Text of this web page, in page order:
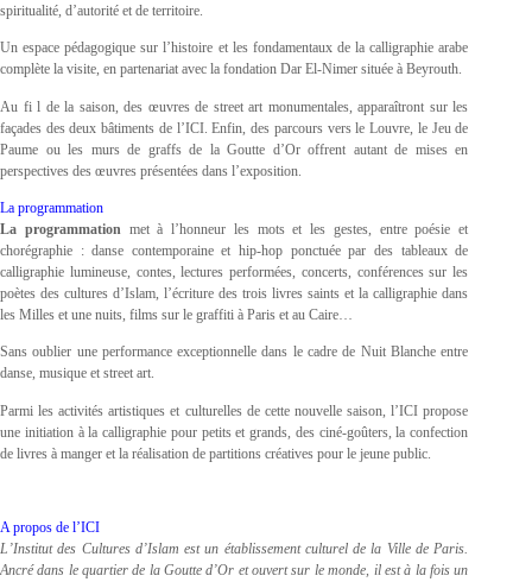
spiritualité, d’autorité et de territoire.
Un espace pédagogique sur l’histoire et les fondamentaux de la calligraphie arabe
complète la visite, en partenariat avec la fondation Dar El-Nimer située à Beyrouth.
Au fi l de la saison, des œuvres de street art monumentales, apparaîtront sur les
façades des deux bâtiments de l’ICI. Enfin, des parcours vers le Louvre, le Jeu de
Paume ou les murs de graffs de la Goutte d’Or offrent autant de mises en
perspectives des œuvres présentées dans l’exposition.
La programmation
La programmation met à l’honneur les mots et les gestes, entre poésie et
chorégraphie : danse contemporaine et hip-hop ponctuée par des tableaux de
calligraphie lumineuse, contes, lectures performées, concerts, conférences sur les
poètes des cultures d’Islam, l’écriture des trois livres saints et la calligraphie dans
les Milles et une nuits, films sur le graffiti à Paris et au Caire…
Sans oublier une performance exceptionnelle dans le cadre de Nuit Blanche entre
danse, musique et street art.
Parmi les activités artistiques et culturelles de cette nouvelle saison, l’ICI propose
une initiation à la calligraphie pour petits et grands, des ciné-goûters, la confection
de livres à manger et la réalisation de partitions créatives pour le jeune public.
A propos de l’ICI
L’Institut des Cultures d’Islam est un établissement culturel de la Ville de Paris.
Ancré dans le quartier de la Goutte d’Or et ouvert sur le monde, il est à la fois un